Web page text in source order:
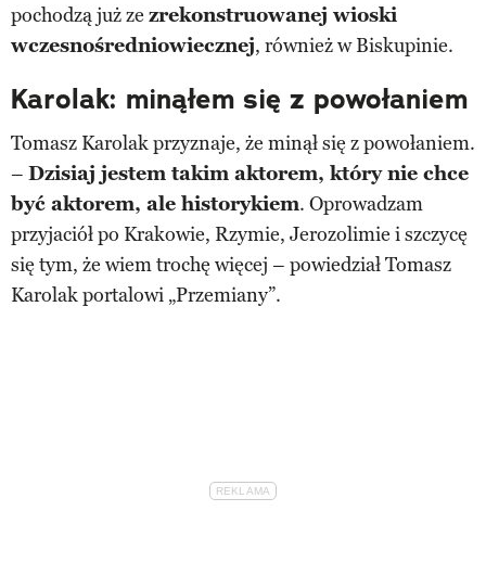
pochodzą już ze zrekonstruowanej wioski
wczesnośredniowiecznej, również w Biskupinie.
Karolak: minąłem się z powołaniem
Tomasz Karolak przyznaje, że minął się z powołaniem.
– Dzisiaj jestem takim aktorem, który nie chce
być aktorem, ale historykiem. Oprowadzam
przyjaciół po Krakowie, Rzymie, Jerozolimie i szczycę
się tym, że wiem trochę więcej – powiedział Tomasz
Karolak portalowi „Przemiany”.